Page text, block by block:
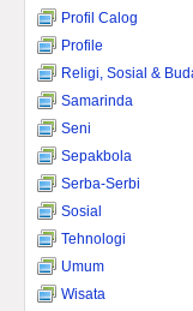
Profil Calog
Profile
Religi, Sosial &
Samarinda
Seni
Sepakbola
Serba-Serbi
Sosial
Tehnologi
Umum
Wisata